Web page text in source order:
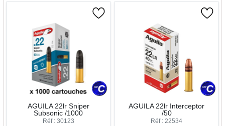
AGUILA 22lr Sniper
Subsonic /1000
Réf : 30123
AGUILA 22lr Interceptor
/50
Réf : 22534